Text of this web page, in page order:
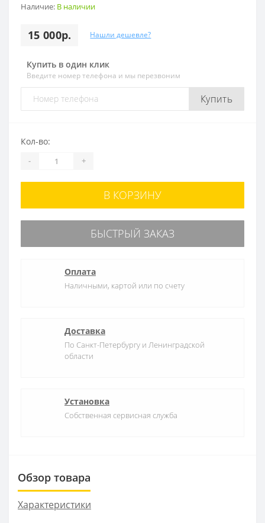
Наличие: В наличии
15 000р. Нашли дешевле?
Купить в один клик
Введите номер телефона и мы перезвоним
Купить
Кол-во:
- +
В КОРЗИНУ
БЫСТРЫЙ ЗАКАЗ
Оплата
Наличными, картой или по счету
Доставка
По Санкт-Петербургу и Ленинградской
области
Установка
Собственная сервисная служба
Обзор товара
Характеристики